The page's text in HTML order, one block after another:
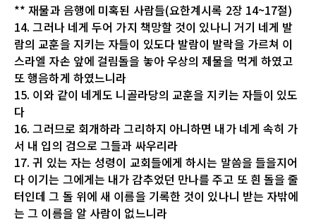
** 재물과 음행에 미혹된 사람들(요한계시록 2장 14~17절)
14. 그러나 네게 두어 가지 책망할 것이 있나니 거기 네게 발
람의 교훈을 지키는 자들이 있도다 발람이 발락을 가르쳐 이
스라엘 자손 앞에 걸림돌을 놓아 우상의 제물을 먹게 하였고
또 행음하게 하였느니라
15. 이와 같이 네게도 니골라당의 교훈을 지키는 자들이 있도
다
16. 그러므로 회개하라 그리하지 아니하면 내가 네게 속히 가
서 내 입의 검으로 그들과 싸우리라
17. 귀 있는 자는 성령이 교회들에게 하시는 말씀을 들을지어
다 이기는 그에게는 내가 감추었던 만나를 주고 또 흰 돌을 줄
터인데 그 돌 위에 새 이름을 기록한 것이 있나니 받는 자밖에
는 그 이름을 알 사람이 없느니라